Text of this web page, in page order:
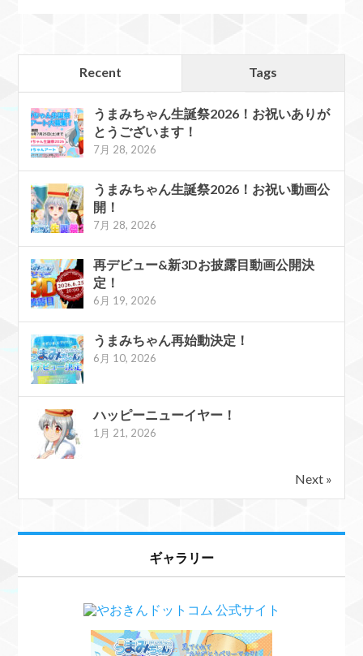
Recent Tags
うまみちゃん生誕祭2026！お祝いありが
とうございます！
7月 28, 2026
うまみちゃん生誕祭2026！お祝い動画公
開！
7月 28, 2026
再デビュー&新3Dお披露目動画公開決
定！
6月 19, 2026
うまみちゃん再始動決定！
6月 10, 2026
ハッピーニューイヤー！
1月 21, 2026
Next »
ギャラリー